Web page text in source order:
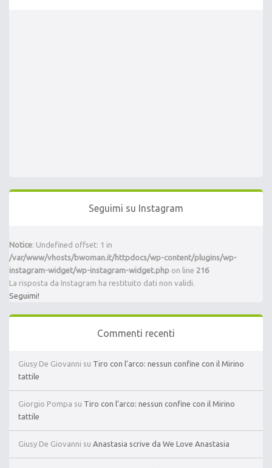
Seguimi su Instagram
Notice: Undefined offset: 1 in
/var/www/vhosts/bwoman.it/httpdocs/wp-content/plugins/wp-
instagram-widget/wp-instagram-widget.php on line 216
La risposta da Instagram ha restituito dati non validi.
Seguimi!
Commenti recenti
Giusy De Giovanni su Tiro con l’arco: nessun confine con il Mirino
tattile
Giorgio Pompa su Tiro con l’arco: nessun confine con il Mirino
tattile
Giusy De Giovanni su Anastasia scrive da We Love Anastasia